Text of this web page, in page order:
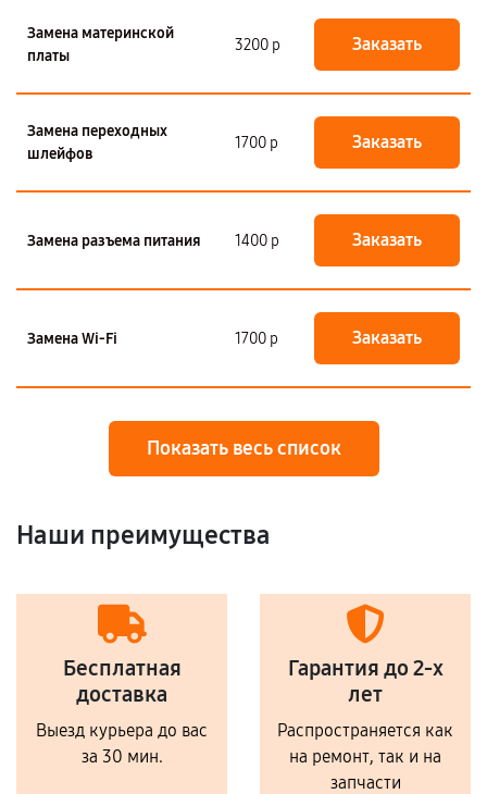
Замена материнской
платы
3200 р Заказать
Замена переходных
шлейфов
1700 р Заказать
Замена разъема питания 1400 р Заказать
Замена Wi-Fi 1700 р Заказать
Показать весь список
Наши преимущества
Бесплатная
доставка
Выезд курьера до вас
за 30 мин.
Гарантия до 2-х
лет
Распространяется как
на ремонт, так и на
запчасти